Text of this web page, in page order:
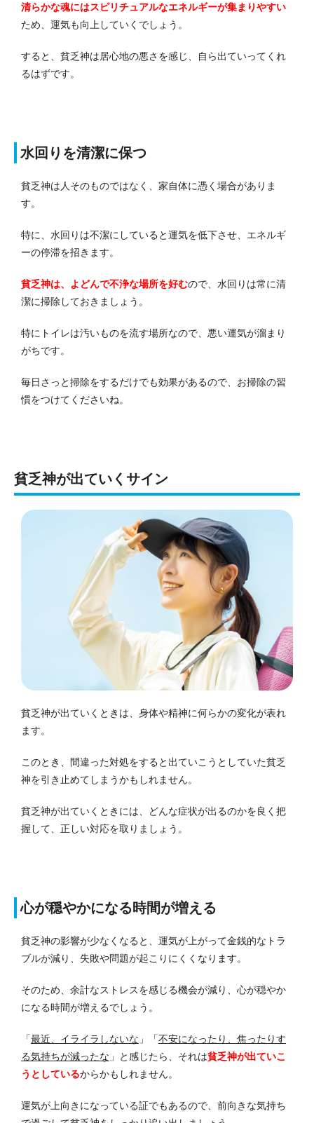
清らかな魂にはスピリチュアルなエネルギーが集まりやすい
ため、運気も向上していくでしょう。
すると、貧乏神は居心地の悪さを感じ、自ら出ていってくれ
るはずです。
水回りを清潔に保つ
貧乏神は人そのものではなく、家自体に憑く場合がありま
す。
特に、水回りは不潔にしていると運気を低下させ、エネルギ
ーの停滞を招きます。
貧乏神は、よどんで不浄な場所を好むので、水回りは常に清
潔に掃除しておきましょう。
特にトイレは汚いものを流す場所なので、悪い運気が溜まり
がちです。
毎日さっと掃除をするだけでも効果があるので、お掃除の習
慣をつけてくださいね。
貧乏神が出ていくサイン
貧乏神が出ていくときは、身体や精神に何らかの変化が表れ
ます。
このとき、間違った対処をすると出ていこうとしていた貧乏
神を引き止めてしまうかもしれません。
貧乏神が出ていくときには、どんな症状が出るのかを良く把
握して、正しい対応を取りましょう。
心が穏やかになる時間が増える
貧乏神の影響が少なくなると、運気が上がって金銭的なトラ
ブルが減り、失敗や問題が起こりにくくなります。
そのため、余計なストレスを感じる機会が減り、心が穏やか
になる時間が増えるでしょう。
「最近、イライラしないな 」「不安になったり、焦ったりす
る気持ちが減ったな 」と感じたら、それは貧乏神が出ていこ
うとしているからかもしれません。
運気が上向きになっている証でもあるので、前向きな気持ち